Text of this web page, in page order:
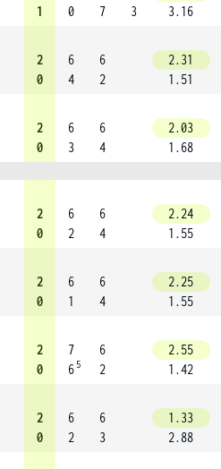
1 0 7 3
3.16
2
0
6
4
6
2
2.31
1.51
2
0
6
3
6
4
2.03
1.68
2
0
6
2
6
4
2.24
1.55
2
0
6
1
6
4
2.25
1.55
2
0
7
6 5
6
2
2.55
1.42
2
0
6
2
6
3
1.33
2.88